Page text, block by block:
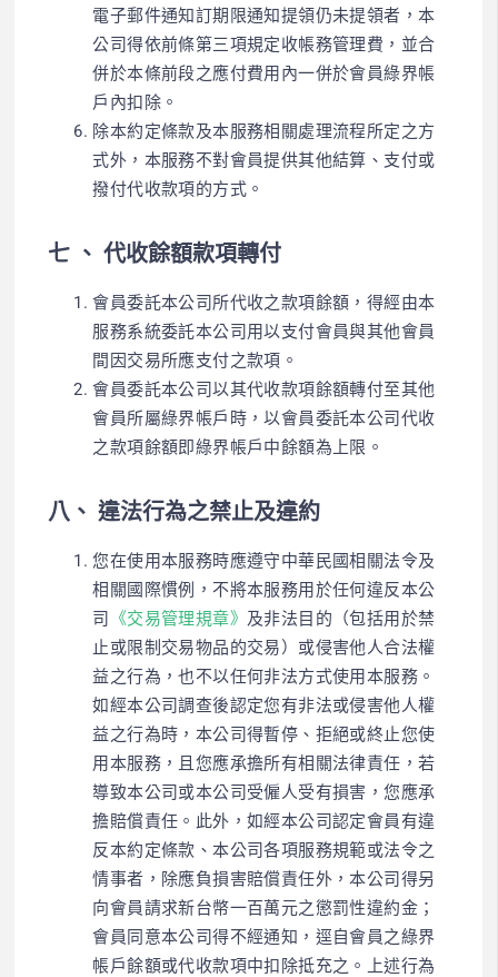
電子郵件通知訂期限通知提領仍未提領者，本
公司得依前條第三項規定收帳務管理費，並合
併於本條前段之應付費用內一併於會員綠界帳
戶內扣除。
除本約定條款及本服務相關處理流程所定之方
式外，本服務不對會員提供其他結算、支付或
撥付代收款項的方式。
七 、 代收餘額款項轉付
會員委託本公司所代收之款項餘額，得經由本
服務系統委託本公司用以支付會員與其他會員
間因交易所應支付之款項。
會員委託本公司以其代收款項餘額轉付至其他
會員所屬綠界帳戶時，以會員委託本公司代收
之款項餘額即綠界帳戶中餘額為上限。
八、 違法行為之禁止及違約
您在使用本服務時應遵守中華民國相關法令及
相關國際慣例，不將本服務用於任何違反本公
司
《交易管理規章》 及非法目的（包括用於禁
止或限制交易物品的交易）或侵害他人合法權
益之行為，也不以任何非法方式使用本服務。
如經本公司調查後認定您有非法或侵害他人權
益之行為時，本公司得暫停、拒絕或終止您使
用本服務，且您應承擔所有相關法律責任，若
導致本公司或本公司受僱人受有損害，您應承
擔賠償責任。 此外，如經本公司認定會員有違
反本約定條款、本公司各項服務規範或法令之
情事者，除應負損害賠償責任外，本公司得另
向會員請求新台幣一百萬元之懲罰性違約金 ；
會員同意本公司得不經通知，逕自會員之綠界
帳戶餘額或代收款項中扣除抵充之 。
上述行為